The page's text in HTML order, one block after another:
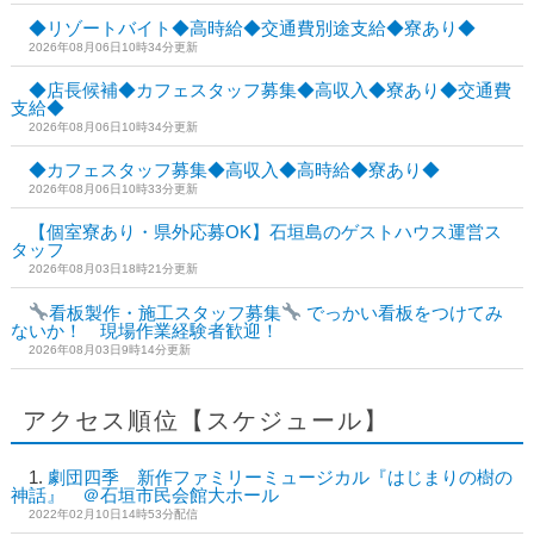
◆リゾートバイト◆高時給◆交通費別途支給◆寮あり◆
2026年08月06日10時34分更新
◆店長候補◆カフェスタッフ募集◆高収入◆寮あり◆交通費
支給◆
2026年08月06日10時34分更新
◆カフェスタッフ募集◆高収入◆高時給◆寮あり◆
2026年08月06日10時33分更新
【個室寮あり・県外応募OK】石垣島のゲストハウス運営ス
タッフ
2026年08月03日18時21分更新
看板製作・施工スタッフ募集
でっかい看板をつけてみ
ないか！ 現場作業経験者歓迎！
2026年08月03日9時14分更新
アクセス順位【スケジュール】
劇団四季 新作ファミリーミュージカル『はじまりの樹の
神話』 ＠石垣市民会館大ホール
2022年02月10日14時53分配信